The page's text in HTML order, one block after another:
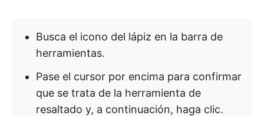
Busca el icono del lápiz en la barra de
herramientas.
Pase el cursor por encima para confirmar
que se trata de la herramienta de
resaltado y, a continuación, haga clic.